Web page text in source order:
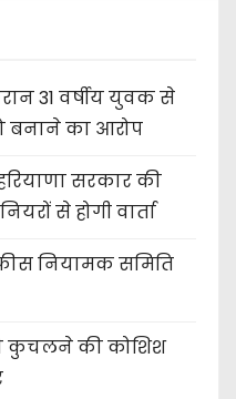
31 वर्षीय युवक से
बनाने का आरोप
सरकार की
से होगी वार्ता
नियामक समिति
कुचलने की कोशिश